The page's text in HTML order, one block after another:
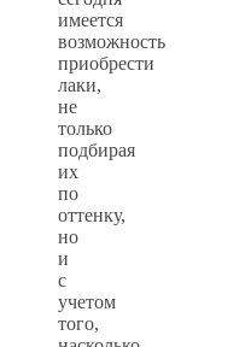
имеется
возможность
приобрести
лаки,
не
только
подбирая
их
по
оттенку,
но
и
с
учетом
того,